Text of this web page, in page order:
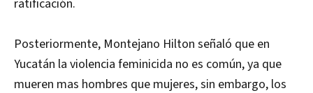
ratificación.
Posteriormente, Montejano Hilton señaló que en
Yucatán la violencia feminicida no es común, ya que
mueren mas hombres que mujeres, sin embargo, los